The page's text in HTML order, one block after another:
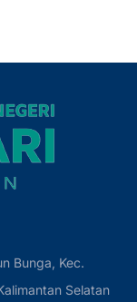
Bunga, Kec.
Selatan